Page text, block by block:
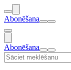
Abonēšana
Abonēšana